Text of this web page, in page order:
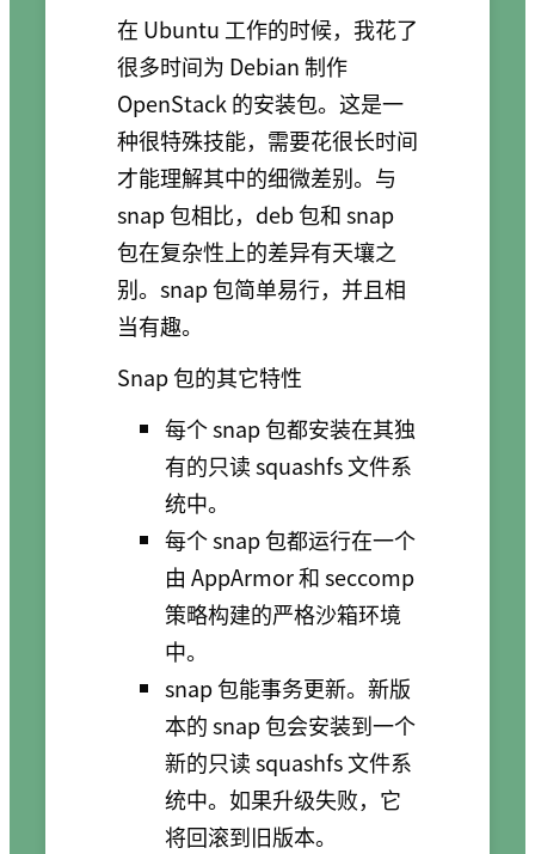
在 Ubuntu 工作的时候，我花了
很多时间为 Debian 制作
OpenStack 的安装包。这是一
种很特殊技能，需要花很长时间
才能理解其中的细微差别。与
snap 包相比，deb 包和 snap
包在复杂性上的差异有天壤之
别。snap 包简单易行，并且相
当有趣。
Snap 包的其它特性
每个 snap 包都安装在其独
有的只读 squashfs 文件系
统中。
每个 snap 包都运行在一个
由 AppArmor 和 seccomp
策略构建的严格沙箱环境
中。
snap 包能事务更新。新版
本的 snap 包会安装到一个
新的只读 squashfs 文件系
统中。如果升级失败，它
将回滚到旧版本。